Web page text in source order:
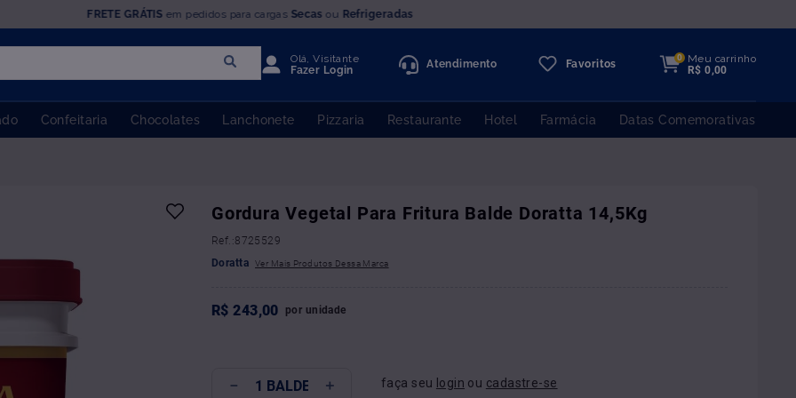
FRETE GRÁTISem pedidos para cargas Secas ou Refrigeradas
Olá, Visitante
Fazer Login
Atendimento Favoritos
0
Meu carrinho
R$ 0,00
Confeitaria Chocolates Lanchonete Pizzaria Restaurante Hotel Farmácia Datas Comemorativas
Gordura Vegetal Para Fritura Balde Doratta 14,5Kg
:8725529
Doratta
R$ 243,00 por unidade
＋
－ faça seu login ou cadastre-se